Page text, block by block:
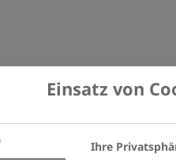
Päckchen)
Einsatz von
Ihre